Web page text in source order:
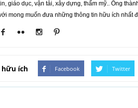
giáo dục, vận tải, xây dựng, thẩm mỹ.. Ông
mong muốn đưa những thông tin hữu ích nhất
hữu ích Facebook Twitter